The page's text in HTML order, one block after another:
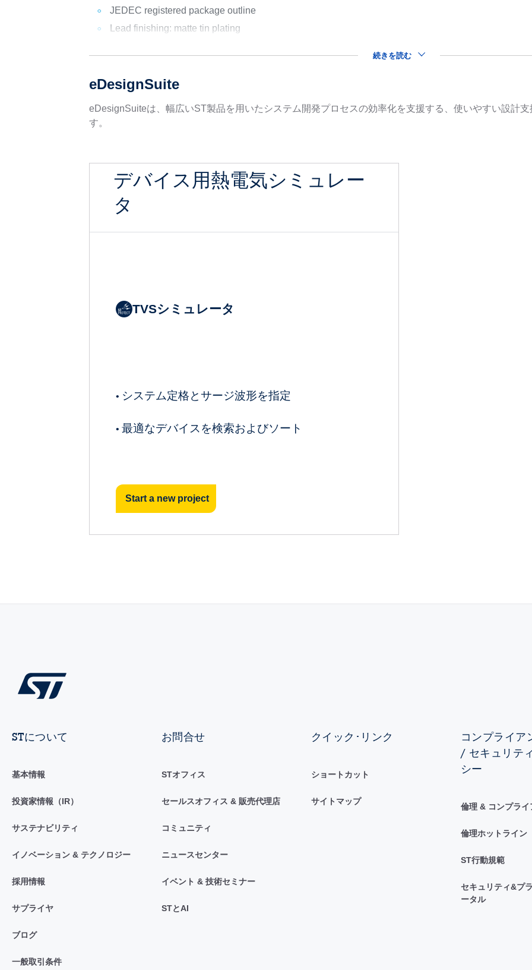
JEDEC registered package outline
Lead finishing: matte tin plating
続きを読む
eDesignSuite
eDesignSuiteは、幅広いST製品を用いたシステム開発プロセスの効率化を支援する、使いやすい設計
す。
デバイス用熱電気シミュレー
タ
TVSシミュレータ
• システム定格とサージ波形を指定
•最適なデバイスを検索およびソート
Start a new project
STについて
基本情報
投資家情報（IR）
サステナビリティ
イノベーション & テクノロジー
採用情報
サプライヤ
ブログ
一般取引条件
お問合せ
STオフィス
セールスオフィス & 販売代理店
コミュニティ
ニュースセンター
イベント & 技術セミナー
STとAI
クイック･リンク
ショートカット
サイトマップ
コンプライア
/ セキュリテ
シー
倫理 & コンプライ
倫理ホットライン
ST行動規範
セキュリティ&プ
ータル